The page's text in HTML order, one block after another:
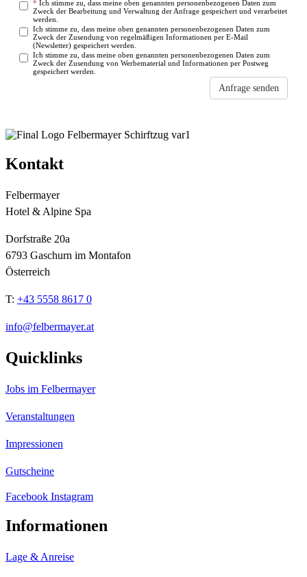
* Ich stimme zu, dass meine oben genannten personenbezogenen Daten zum
Zweck der Bearbeitung und Verwaltung der Anfrage gespeichert und verarbeitet
werden.
Ich stimme zu, dass meine oben genannten personenbezogenen Daten zum
Zweck der Zusendung von regelmäßigen Informationen per E-Mail
(Newsletter) gespeichert werden.
Ich stimme zu, dass meine oben genannten personenbezogenen Daten zum
Zweck der Zusendung von Werbematerial und Informationen per Postweg
gespeichert werden.
Anfrage senden
Kontakt
Felbermayer
Hotel & Alpine Spa
Dorfstraße 20a
6793 Gaschurn im Montafon
Österreich
T: +43 5558 8617 0
info@felbermayer.at
Quicklinks
Jobs im Felbermayer
Veranstaltungen
Impressionen
Gutscheine
Facebook Instagram
Informationen
Lage & Anreise